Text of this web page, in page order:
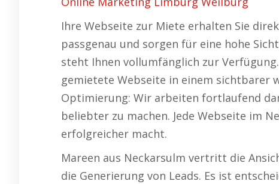
Ihre Webseite zur Miete erhalten Sie
passgenau und sorgen für eine hohe
steht Ihnen vollumfänglich zur
gemietete Webseite in einem sichtbarer
Optimierung: Wir arbeiten fortlaufend
beliebter zu machen. Jede Webseite im
erfolgreicher macht.
Mareen aus Neckarsulm vertritt die
die Generierung von Leads. Es ist